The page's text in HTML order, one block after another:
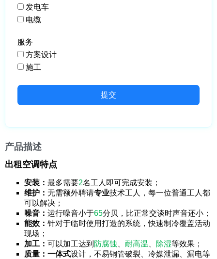
发电车
电缆
服务
方案设计
施工
提交
产品描述
出租空调特点
安装： 最多需要2名工人即可完成安装；
维护： 无需额外聘请专业技术工人，每一位普通工人都
可以解决；
噪音： 运行噪音小于65分贝，比正常交谈时声音还小；
能效： 针对于临时使用打造的系统，快速制冷覆盖活动
现场；
加工： 可以加工达到 防腐蚀 耐高温 除湿等效果；
质量： 一体式设计，不易铜管破裂、冷媒泄漏、漏电等